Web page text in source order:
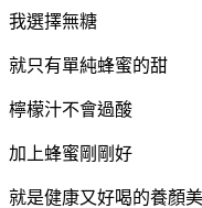
我選擇無糖
就只有單純蜂蜜的甜
檸檬汁不會過酸
加上蜂蜜剛剛好
就是健康又好喝的養顏